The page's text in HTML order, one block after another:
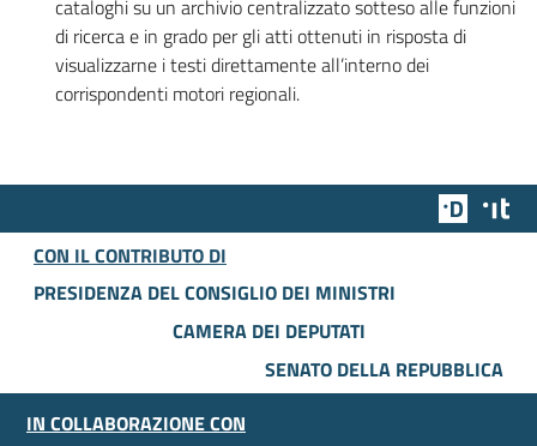
cataloghi su un archivio centralizzato sotteso alle funzioni
di ricerca e in grado per gli atti ottenuti in risposta di
visualizzarne i testi direttamente all’interno dei
corrispondenti motori regionali.
Team
CON IL CONTRIBUTO DI
PRESIDENZA DEL CONSIGLIO DEI MINISTRI
CAMERA DEI DEPUTATI
SENATO DELLA REPUBBLICA
IN COLLABORAZIONE CON